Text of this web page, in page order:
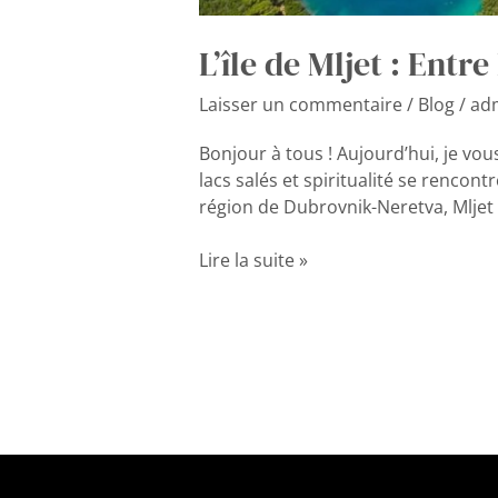
L’île de Mljet :
Laisser un commentaire/ Blog/
Bonjour à tous ! Aujourd’hui, je
lacs salés et spiritualité se
région de Dubrovnik-Neretva, Mljet
Lire la suite »